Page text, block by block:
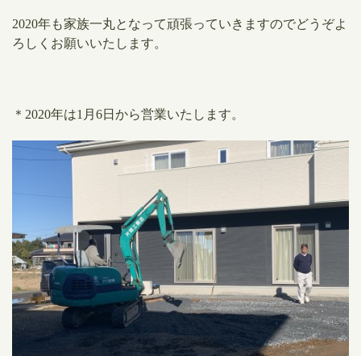
2020年も家族一丸となって頑張っていきますのでどうぞよ
ろしくお願いいたします。
＊2020年は1月6日から営業いたします。